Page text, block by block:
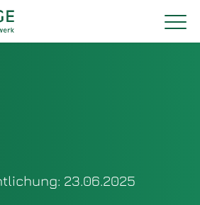
23.06.2025